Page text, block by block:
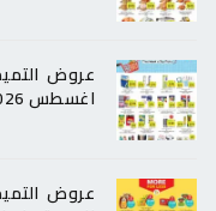
اغسطس 2026